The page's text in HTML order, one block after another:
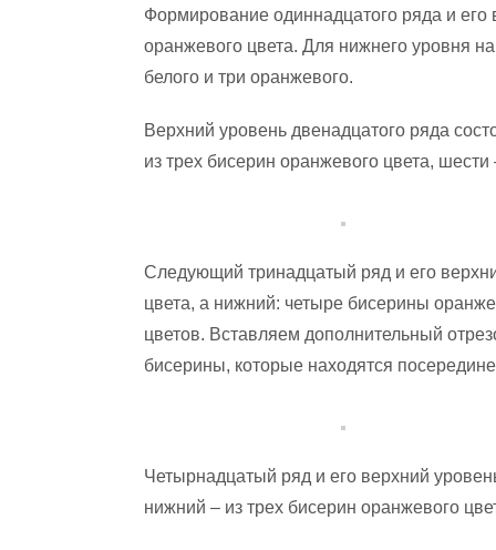
Формирование одиннадцатого ряда и
оранжевого цвета. Для нижнего уровня
белого и три оранжевого.
Верхний уровень двенадцатого ряда
из трех бисерин оранжевого цвета,
Следующий тринадцатый ряд и его
цвета, а нижний: четыре бисерины
цветов. Вставляем дополнительный
бисерины, которые находятся
Четырнадцатый ряд и его верхний
нижний – из трех бисерин оранжевого